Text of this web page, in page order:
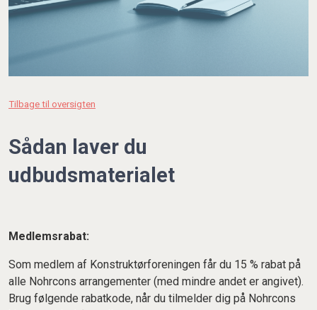
Tilbage til oversigten
Sådan laver du
udbudsmaterialet
Medlemsrabat:
Som medlem af Konstruktørforeningen får du 15 % rabat på
alle Nohrcons arrangementer (med mindre andet er angivet).
Brug følgende rabatkode, når du tilmelder dig på Nohrcons